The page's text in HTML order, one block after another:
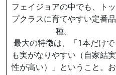
フェイジョアの中でも、トッ
プクラスに育てやすい定番品
種。
最大の特徴は、「1本だけで
も実がなりやすい（自家結実
性が高い）」ということ。お